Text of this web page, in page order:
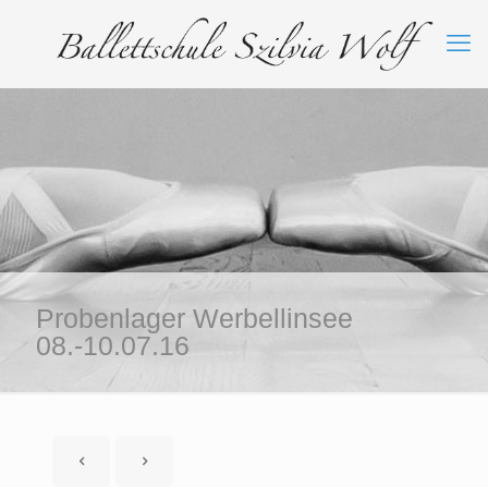
Probenlager Werbellinsee
08.-10.07.16